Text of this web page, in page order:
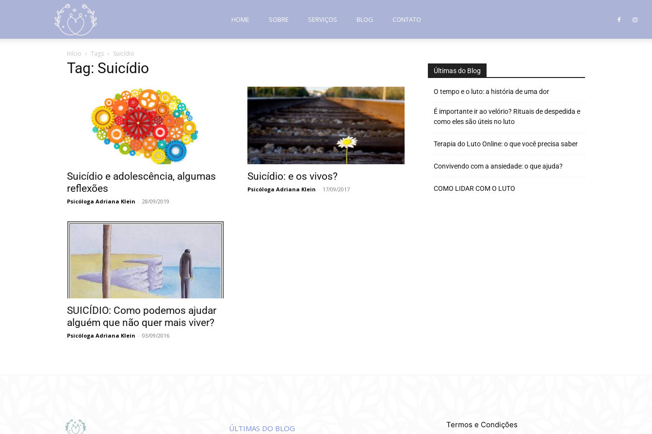
Adriana
Klein
HOME SOBRE SERVIÇOS BLOG CONTATO
Início Tags Suicídio
Tag: Suicídio
Suicídio e adolescência, algumas
reflexões
Psicóloga Adriana Klein - 28/09/2019
Suicídio: e os vivos?
Psicóloga Adriana Klein - 17/09/2017
SUICÍDIO: Como podemos ajudar
alguém que não quer mais viver?
Psicóloga Adriana Klein - 03/09/2016
Últimas do Blog
O tempo e o luto: a história de uma dor
É importante ir ao velório? Rituais de despedida e
como eles são úteis no luto
Terapia do Luto Online: o que você precisa saber
Convivendo com a ansiedade: o que ajuda?
COMO LIDAR COM O LUTO
ÚLTIMAS DO BLOG Termos e Condições